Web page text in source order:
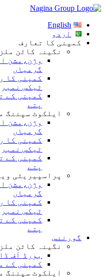
Skip
content
English
اردو
کمپنی کا تعارف
نگینہ کاٹن
وژن،مشن
گرمیاں
کمپنی کا
ٹیکس نمبر
کمپنی کے
پتے
ایلکوٹ سپننگ
وژن،مشن
گرمیاں
کمپنی کا
ٹیکس نمبر
کمپنی کے
پتے
پراسپیریٹی
وژن،مشن
گرمیاں
کمپنی کا
ٹیکس نمبر
کمپنی کے
پتے
گورننس
نگینہ کاٹن
بورڈ آف
کمپنی کے
ایلکوٹ سپننگ